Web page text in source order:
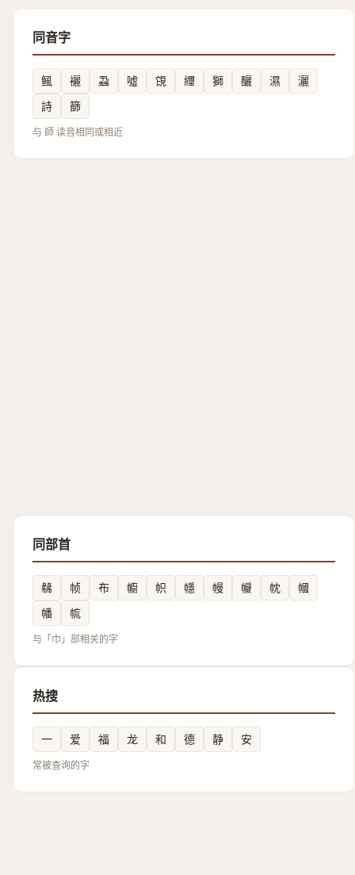
同音字
鲺 襹 蝨 噓 䙾 䌳 獅 釃 濕
灑
詩
篩
与 師 读音相同或相近
同部首
㣈 帧 布 幮 帜 㡥 幔 㡪 帎
幗
幡
㡆
与「巾」部相关的字
热搜
一 爱 福 龙 和 德 静 安
常被查询的字